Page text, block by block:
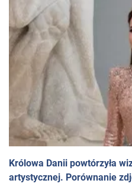
Królowa Danii powtórzyła
artystycznej. Porównanie